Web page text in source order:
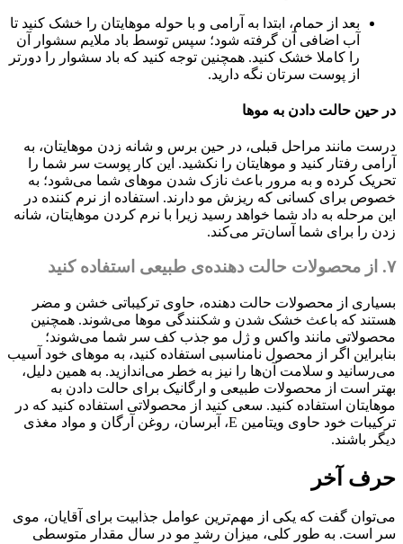
بعد از حمام، ابتدا به آرامی و با حوله موهایتان را خشک کنید تا
آب اضافی آن گرفته شود؛ سپس توسط باد ملایم سشوار آن
را کاملا خشک کنید. همچنین توجه کنید که باد سشوار را دورتر
از پوست سرتان نگه دارید.
در حین حالت دادن به موها
درست مانند مراحل قبلی، در حین برس و شانه زدن موهایتان، به
آرامی رفتار کنید و موهایتان را نکشید. این کار پوست سر شما را
تحریک کرده و به مرور باعث نازک شدن موهای شما می‌شود؛ به
خصوص برای کسانی که ریزش مو دارند. استفاده از نرم کننده در
این مرحله به داد شما خواهد رسید زیرا با نرم کردن موهایتان، شانه
زدن را برای شما آسان‌تر می‌کند.
۷. از محصولات حالت دهنده‌ی طبیعی استفاده کنید
بسیاری از محصولات حالت دهنده، حاوی ترکیباتی خشن و مضر
هستند که باعث خشک شدن و شکنندگی موها می‌شوند. همچنین
محصولاتی مانند واکس و ژل مو جذب کف سر شما می‌شوند؛
بنابراین اگر از محصول نامناسبی استفاده کنید، به موهای خود آسیب
می‌رسانید و سلامت آن‌ها را نیز به خطر می‌اندازید. به همین دلیل،
بهتر است از محصولات طبیعی و ارگانیک برای حالت دادن به
موهایتان استفاده کنید. سعی کنید از محصولاتی استفاده کنید که در
ترکیبات خود حاوی ویتامین E، آبرسان، روغن آرگان و مواد مغذی
دیگر باشند.
حرف آخر
می‌توان گفت که یکی از مهم‌ترین عوامل جذابیت برای آقایان، موی
سر است. به طور کلی، میزان رشد مو در سال مقدار متوسطی